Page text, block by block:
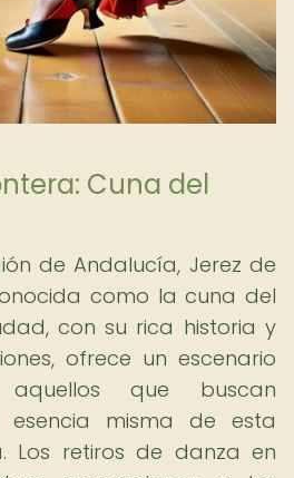
Cuna del
de Andalucía, Jerez de
como la cuna del
con su rica historia y
ofrece un escenario
que buscan
esencia misma de esta
Los retiros de danza en